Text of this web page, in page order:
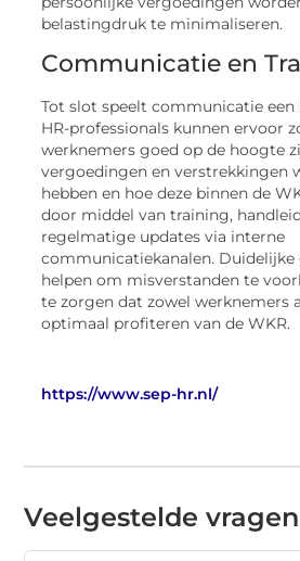
belastingdruk te minimaliseren.
Communicatie en
Tot slot speelt communicatie een
HR-professionals kunnen ervoor
werknemers goed op de hoogte
vergoedingen en verstrekkingen
hebben en hoe deze binnen de
door middel van training,
regelmatige updates via interne
communicatiekanalen.
helpen om misverstanden te
te zorgen dat zowel werknemers
optimaal profiteren van de WKR.
https://www.sep-hr.nl/
Veelgestelde vragen